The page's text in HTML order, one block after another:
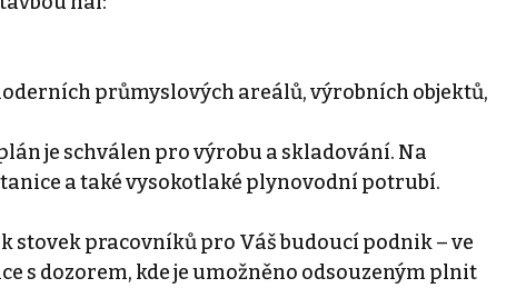
průmyslových areálů, výrobních objektů,
je schválen pro výrobu a skladování. Na
a také vysokotlaké plynovodní potrubí.
stovek pracovníků pro Váš budoucí podnik – ve
s dozorem, kde je umožněno odsouzeným plnit